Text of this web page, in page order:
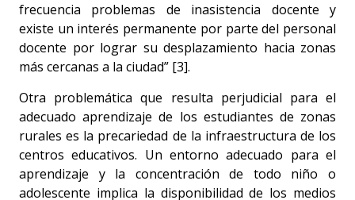
frecuencia problemas de inasistencia docente y
existe un interés permanente por parte del personal
docente por lograr su desplazamiento hacia zonas
más cercanas a la ciudad” [3].
Otra problemática que resulta perjudicial para el
adecuado aprendizaje de los estudiantes de zonas
rurales es la precariedad de la infraestructura de los
centros educativos. Un entorno adecuado para el
aprendizaje y la concentración de todo niño o
adolescente implica la disponibilidad de los medios